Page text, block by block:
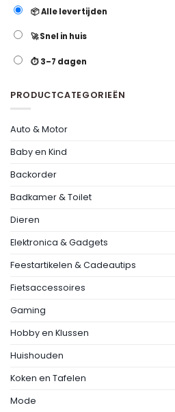
📦 Alle levertijden
🚀 Snel in huis
⏱️ 3–7 dagen
PRODUCTCATEGORIEËN
Auto & Motor
Baby en Kind
Backorder
Badkamer & Toilet
Dieren
Elektronica & Gadgets
Feestartikelen & Cadeautips
Fietsaccessoires
Gaming
Hobby en Klussen
Huishouden
Koken en Tafelen
Mode